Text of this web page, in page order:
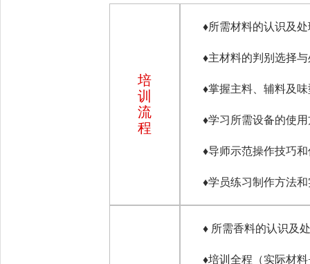
培
训
流
程
♦所需材料的认识及处
♦主材料的判别选择
♦掌握主料、辅料及味
♦学习所需设备的使
♦导师示范操作技巧
♦学员练习制作方法
♦ 所需香料的认识及
♦培训全程（实际材